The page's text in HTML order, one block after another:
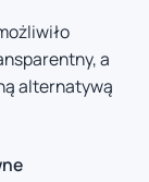
a
alternatywą